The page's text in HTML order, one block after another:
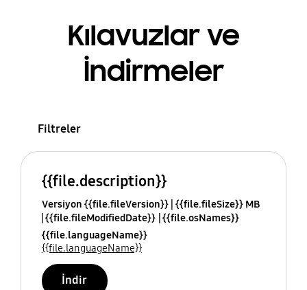
Kılavuzlar ve
İndirmeler
Filtreler
{{file.description}}
Versiyon {{file.fileVersion}} {{file.fileSize}} MB
{{file.fileModifiedDate}} {{file.osNames}}
{{file.languageName}}
{{file.languageName}}
İndir